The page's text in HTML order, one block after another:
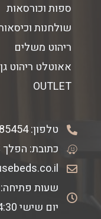
ספות וכורסאות
שולחנות
ריהוט משלים
אאוטלט ריהוט גן
OUTLET
טלפון:
כתובת: הפלך 3 תל אביב יפו
שעות פתיחה: א-ה
יום שישי 9:30-14:30